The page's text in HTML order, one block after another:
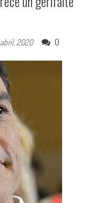
abril, 2020 0